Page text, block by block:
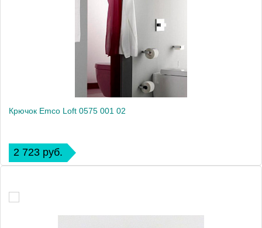
Крючок Emco Loft 0575 001 02
2 723 руб.